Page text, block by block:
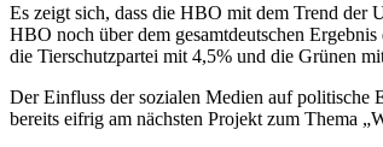
Es zeigt sich, dass die HBO mit dem Trend der
HBO noch über dem gesamtdeutschen
die Tierschutzpartei mit 4,5% und die Grünen
Der Einfluss der sozialen Medien auf politische
bereits eifrig am nächsten Projekt zum Thema